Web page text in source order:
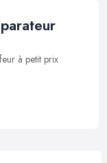
à petit prix